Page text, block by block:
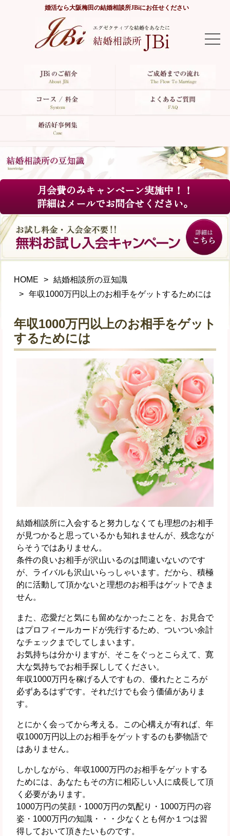
婚活なら大阪梅田の結婚相談所JBiにお任せください
TOP
婚活好事例集
月会費のみキャンペーン実施中！！
詳細はメールでお問合せください。
HOME
結婚相談所の豆知識
年収1000万円以上のお相手をゲットするためには
年収1000万円以上のお相手をゲット
するためには
結婚相談所に入会すると努力しなくても理想のお相手
が見つかると思っているかも知れませんが、残念なが
らそうではありません。
条件の良いお相手が沢山いるのは間違いないのです
が、ライバルも沢山いらっしゃいます。だから、積極
的に活動して頂かないと理想のお相手はゲットできま
せん。
また、恋愛だと気にも留めなかったことを、お見合で
はプロフィールカードが先行するため、ついつい余計
なチェックまでしてしまいます。
お気持ちは分かりますが、そこをぐっとこらえて、寛
大な気持ちでお相手探ししてください。
年収1000万円を稼げる人ですもの、優れたところが
必ずあるはずです。それだけでも会う価値がありま
す。
とにかく会ってから考える。この心構えが有れば、年
収1000万円以上のお相手をゲットするのも夢物語で
はありません。
しかしながら、年収1000万円のお相手をゲットする
ためには、あなたもその方に相応しい人に成長して頂
く必要があります。
1000万円の笑顔・1000万円の気配り・1000万円の容
姿・1000万円の知識・・・少なくとも何か１つは習
得しておいて頂きたいものです。